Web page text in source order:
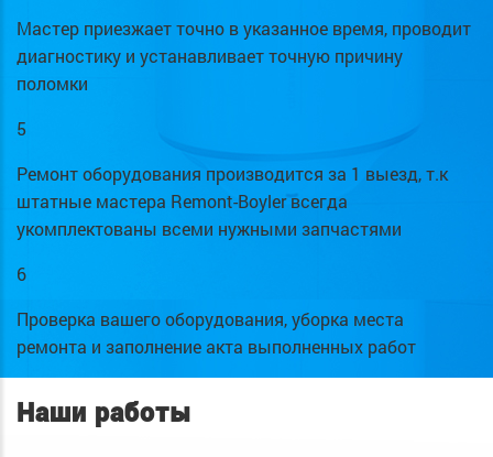
Мастер приезжает точно в указанное время, проводит
диагностику и устанавливает точную причину
поломки
5
Ремонт оборудования производится за 1 выезд, т.к
штатные мастера Remont-Boyler всегда
укомплектованы всеми нужными запчастями
6
Проверка вашего оборудования, уборка места
ремонта и заполнение акта выполненных работ
Наши работы